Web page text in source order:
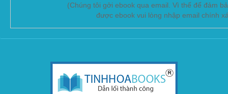
(Chúng tôi gởi ebook qua email. Vì thế để đảm
được ebook vui lòng nhập email chính